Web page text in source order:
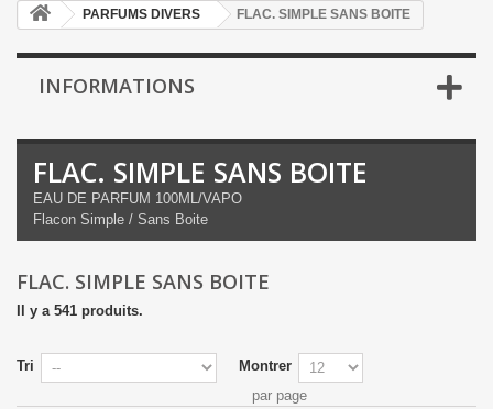
PARFUMS DIVERS FLAC. SIMPLE SANS BOITE
INFORMATIONS
FLAC. SIMPLE SANS BOITE
EAU DE PARFUM 100ML/VAPO
Flacon Simple / Sans Boite
FLAC. SIMPLE SANS BOITE
Il y a 541 produits.
Tri
Montrer
par page